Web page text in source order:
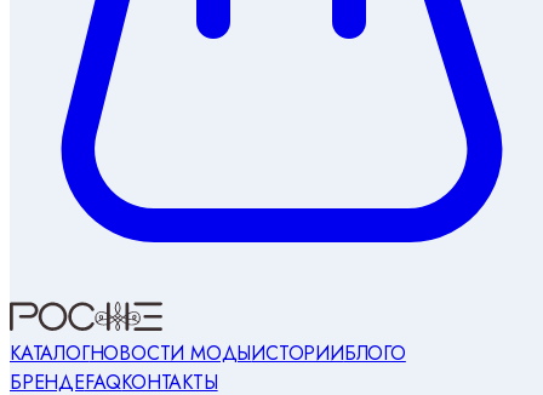
КАТАЛОГНОВОСТИ МОДЫИСТОРИИБЛОГО
БРЕНДЕFAQКОНТАКТЫ